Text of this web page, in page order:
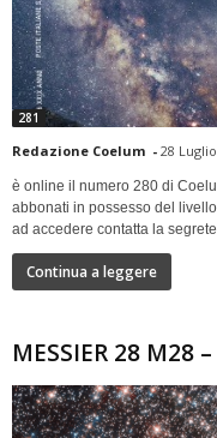
281
Redazione Coelum - 28
è online il numero 280 di
abbonati in possesso del
ad accedere contatta la
Continua a leggere
MESSIER 28 M28